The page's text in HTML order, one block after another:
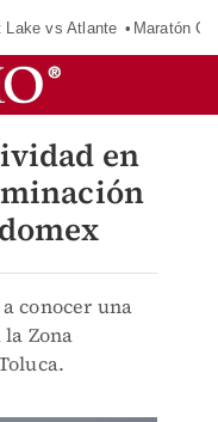
Lake vs Atlante Maratón
en
conocer una
Zona